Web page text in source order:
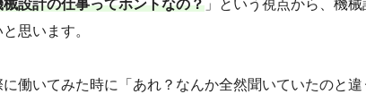
設計の仕事ってホントなの？ 」という視点から、機
思います。
働いてみた時に「あれ？なんか全然聞いていたのと